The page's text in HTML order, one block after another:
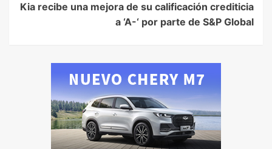
Kia recibe una mejora de su calificación crediticia
a ‘A-‘ por parte de S&P Global